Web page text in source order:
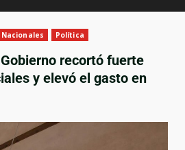
Nacionales Política
recortó fuerte
y elevó el gasto en